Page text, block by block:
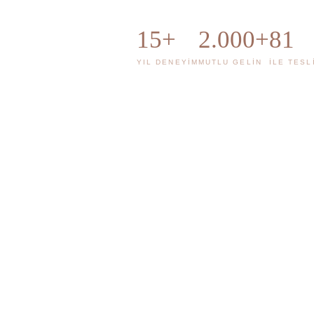
15+
YIL DENEYIM
2.000+
MUTLU GELIN
81
İLE